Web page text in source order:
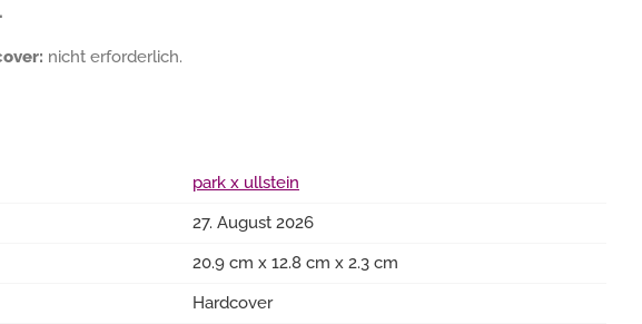
nicht erforderlich.
park x ullstein
27. August 2026
20.9 cm x 12.8 cm x 2.3 cm
Hardcover